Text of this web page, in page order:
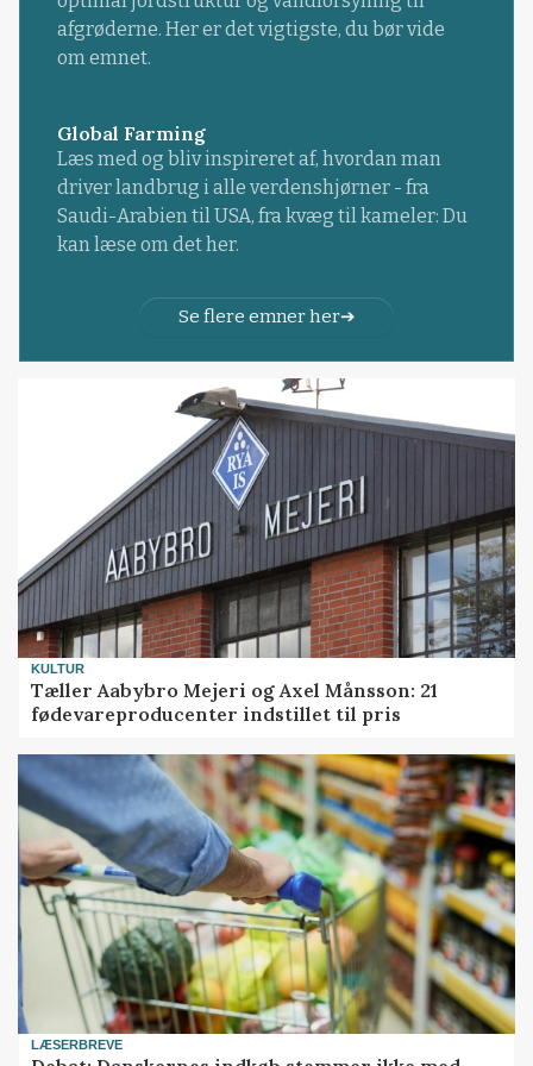
afgrøderne. Her er det vigtigste, du bør vide
om emnet.
Global Farming
Læs med og bliv inspireret af, hvordan man
driver landbrug i alle verdenshjørner - fra
Saudi-Arabien til USA, fra kvæg til kameler: Du
kan læse om det her.
Se flere emner her
KULTUR
Tæller Aabybro Mejeri og Axel Månsson: 21
fødevareproducenter indstillet til pris
LÆSERBREVE